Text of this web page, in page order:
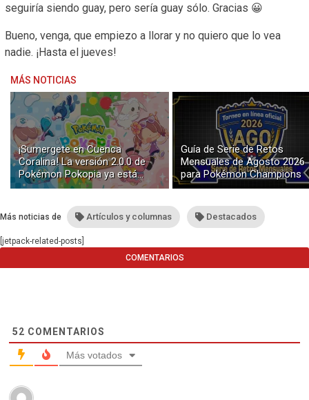
seguiría siendo guay, pero sería guay sólo. Gracias 😀
Bueno, venga, que empiezo a llorar y no quiero que lo vea
nadie. ¡Hasta el jueves!
MÁS NOTICIAS
¡Sumergete en Cuenca
Coralina! La versión 2.0.0 de
Pokémon Pokopia ya está
disponible con buceo y
Guía de Serie de Retos
Mensuales de Agosto 2026
para Pokémon Champions
Más noticias de Artículos y columnas Destacados
[jetpack-related-posts]
COMENTARIOS
52 COMENTARIOS
Más votados